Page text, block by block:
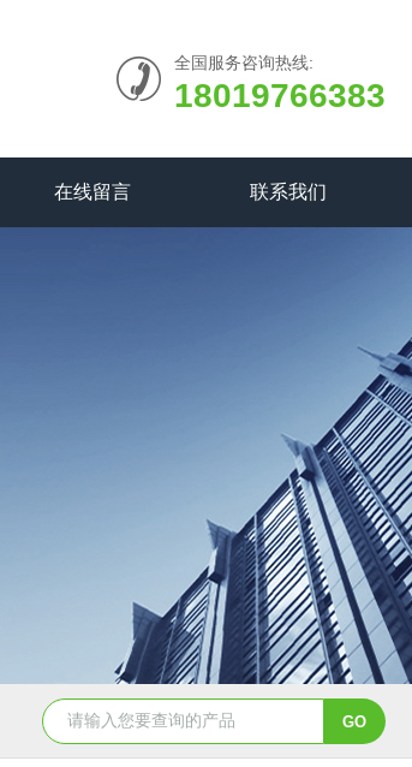
全国服务咨询热线:
18019766383
在线留言 联系我们
YSCYS-010臭氧老化试验设备